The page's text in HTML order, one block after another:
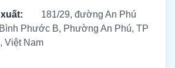
181/29, đường An Phú
Phước B, Phường An Phú, TP
Việt Nam